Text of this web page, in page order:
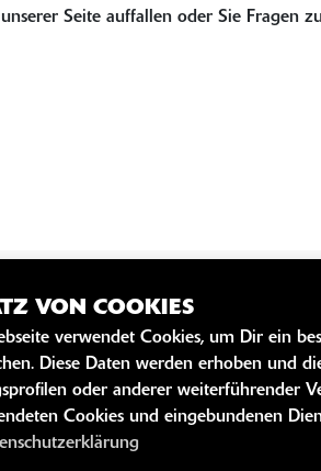
Seite auffallen oder Sie
10:00 - 13:00 und 14:00 -
10:00 - 13:00 und 14:00 -
14:00 - 18:00
VON COOKIES
verwendet Cookies, um Dir ein
Diese Daten werden erhoben und
oder anderer weiterführender
Cookies und eingebundenen